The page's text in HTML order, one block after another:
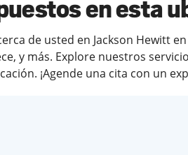
en esta
de usted en Jackson Hewitt
y más. Explore nuestros
¡Agende una cita con un